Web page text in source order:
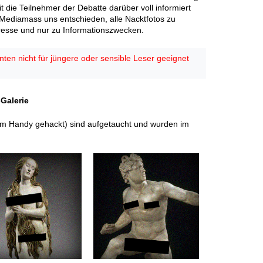
die Teilnehmer der Debatte darüber voll informiert
uns entschieden, alle Nacktfotos zu
und nur zu Informationszwecken.
nicht für jüngere oder sensible Leser geeignet
Handy gehackt) sind aufgetaucht und wurden im